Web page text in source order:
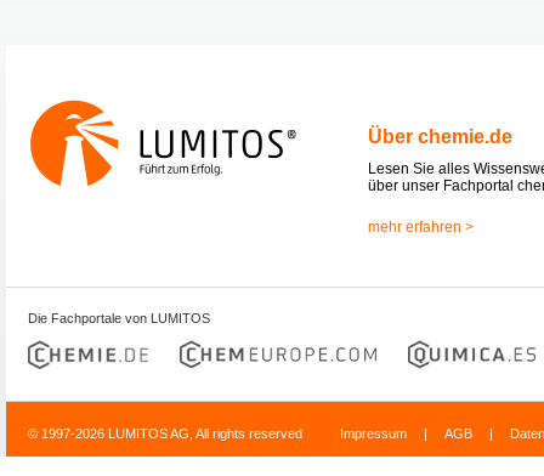
Über chemie.de
Lesen Sie alles
über unser Fachportal
mehr erfahren >
Die Fachportale von LUMITOS
© 1997-2026 LUMITOS AG, All rights reserved Impressum | AGB |